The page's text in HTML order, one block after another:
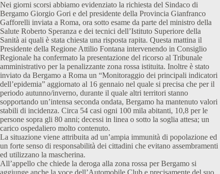
Nei giorni scorsi abbiamo evidenziato la richiesta del Sindaco di
Bergamo Giorgio Gori e del presidente della Provincia Gianfranco
Gafforelli inviata a Roma, ora sotto esame da parte del ministro della
Salute Roberto Speranza e dei tecnici dell’Istituto Superiore della
Sanità ai quali è stata chiesta una risposta rapita. Questa mattina il
Presidente della Regione Attilio Fontana intervenendo in Consiglio
Regionale ha confermato la presentazione del ricorso al Tribunale
amministrativo per la penalizzante zona rossa istituita. Inoltre è stato
inviato da Bergamo a Roma un “Monitoraggio dei principali indicatori
dell’epidemia” aggiornato al 16 gennaio nel quale si precisa che per il
periodo autunno/inverno, durante il quale altri territori stanno
sopportando un’intensa seconda ondata, Bergamo ha mantenuto valori
stabili di incidenza. Circa 54 casi ogni 100 mila abitanti, 10,8 per le
persone sopra gli 80 anni; decessi in linea o sotto la soglia attesa; un
carico ospedaliero molto contenuto.
La situazione viene attribuita ad un’ampia immunità di popolazione ed
un forte senso di responsabilità dei cittadini che evitano assembramenti
ed utilizzano la mascherina.
All’appello che chiede la deroga alla zona rossa per Bergamo si